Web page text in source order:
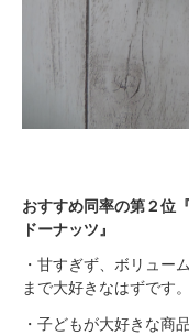
おすすめ同率の第２位
ドーナッツ』
・ 甘すぎず、ボリュー
まで大好きなはずです
・ 子どもが大好きな商